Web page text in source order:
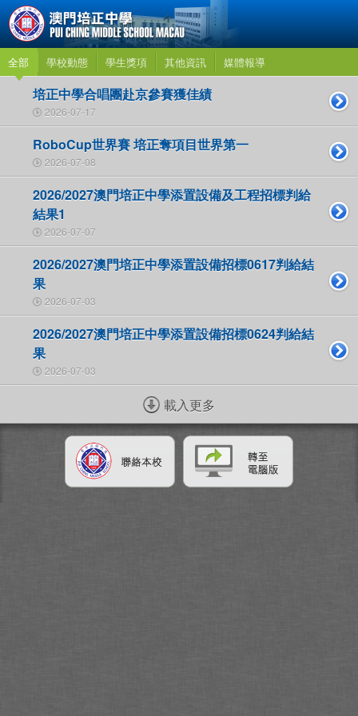
全部 學校動態 學生獎項 其他資訊 媒體報導
培正中學合唱團赴京參賽獲佳績
2026-07-17
RoboCup世界賽 培正奪項目世界第一
2026-07-08
2026/2027澳門培正中學添置設備及工程招標判給
結果1
2026-07-07
2026/2027澳門培正中學添置設備招標0617判給結
果
2026-07-03
2026/2027澳門培正中學添置設備招標0624判給結
果
2026-07-03
載入更多